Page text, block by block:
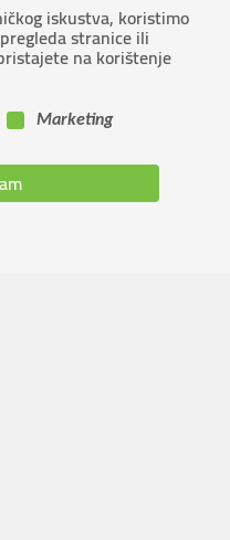
iskustva, koristimo
stranice ili
na korištenje
Marketing